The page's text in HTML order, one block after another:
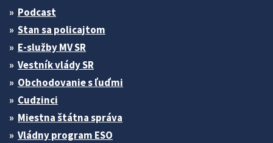
Podcast
Stan sa policajtom
E-služby MV SR
Vestník vlády SR
Obchodovanie s ľuďmi
Cudzinci
Miestna štátna správa
Vládny program ESO